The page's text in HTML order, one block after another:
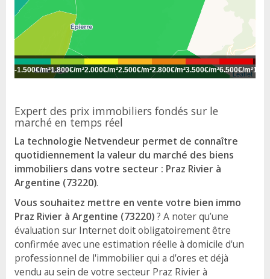
Leaflet
-1.500€/m²1.800€/m²2.000€/m²2.500€/m²2.800€/m²3.500€/m²6.500€/m²
Expert des prix immobiliers fondés sur le
marché en temps réel
La technologie Netvendeur permet de connaître
quotidiennement la valeur du marché des biens
immobiliers dans votre secteur : Praz Rivier à
Argentine (73220).
Vous souhaitez mettre en vente votre bien immo
Praz Rivier à Argentine (73220)? A noter qu’une
évaluation sur Internet doit obligatoirement être
confirmée avec une estimation réelle à domicile d'un
professionnel de l'immobilier qui a d'ores et déjà
vendu au sein de votre secteur Praz Rivier à